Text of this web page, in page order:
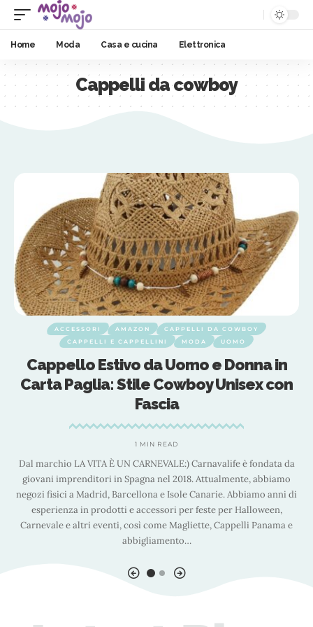
Home Moda Casa e cucina Elettronica
Cappelli da cowboy
ACCESSORI AMAZON
CAPPELLI DA COWBOY
CAPPELLI E CAPPELLINI
MODA UOMO
Cappello Estivo da Uomo e Donna in
Carta Paglia: Stile Cowboy Unisex con
Fascia
1 MIN READ
Dal marchio LA VITA È UN CARNEVALE:) Carnavalife è fondata da
giovani imprenditori in Spagna nel 2018. Attualmente, abbiamo
negozi fisici a Madrid, Barcellona e Isole Canarie. Abbiamo anni di
esperienza in prodotti e accessori per feste per Halloween,
Carnevale e altri eventi, così come Magliette, Cappelli Panama e
abbigliamento…